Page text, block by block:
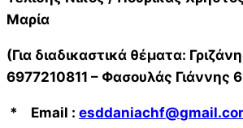
Μαρία
(Για διαδικαστικά θέματα:
6977210811 – Φασουλάς Γιάννης
* Email : esddaniachf@gmail.